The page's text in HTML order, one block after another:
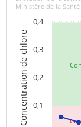
Concentration de chlore
Ministère de la Santé
0,1
0,2
0,3
0,4